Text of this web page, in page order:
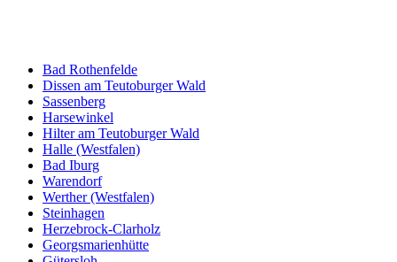
Bad Rothenfelde
Dissen am Teutoburger Wald
Sassenberg
Harsewinkel
Hilter am Teutoburger Wald
Halle (Westfalen)
Bad Iburg
Warendorf
Werther (Westfalen)
Steinhagen
Herzebrock-Clarholz
Georgsmarienhütte